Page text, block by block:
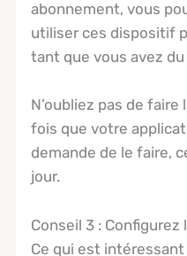
abonnement, vous
utiliser ces dispositif
tant que vous avez du
N’oubliez pas de faire
fois que votre
demande de le faire,
jour.
Conseil 3 :
Ce qui est intéressant